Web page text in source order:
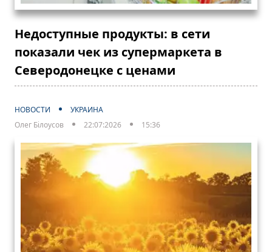
Недоступные продукты: в сети
показали чек из супермаркета в
Северодонецке с ценами
НОВОСТИ
УКРАИНА
Олег Білоусов
22:07:2026 15:36